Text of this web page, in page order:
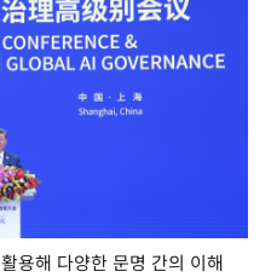
용해 다양한 문명 간의 이해